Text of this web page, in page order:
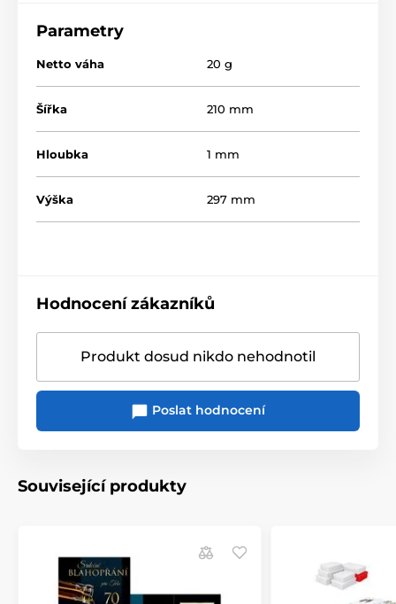
Parametry
Netto váha 20 g
Šířka 210 mm
Hloubka 1 mm
Výška 297 mm
Hodnocení zákazníků
Produkt dosud nikdo nehodnotil
Poslat hodnocení
Související produkty